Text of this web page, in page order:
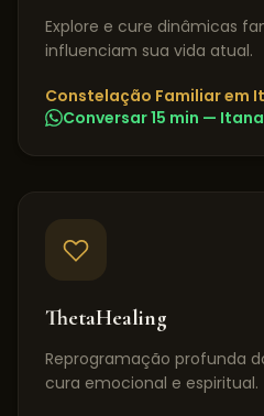
Explore e cure dinâmicas
influenciam sua vida atual.
Constelação Familiarem
Conversar 15 min —
ThetaHealing
Reprogramação profunda
cura emocional e espiritual.